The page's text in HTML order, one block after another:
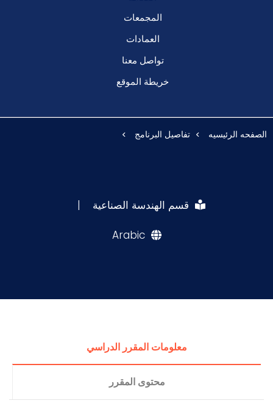
المجمعات
العمادات
تواصل معنا
خريطة الموقع
الصفحه الرئيسيه تفاصيل البرنامج
قسم الهندسة الصناعية |
Arabic
معلومات المقرر الدراسي
محتوى المقرر